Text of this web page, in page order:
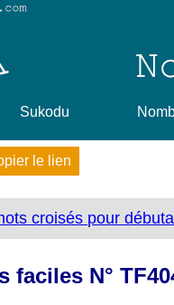
Sukodu
le lien
croisés pour
N°